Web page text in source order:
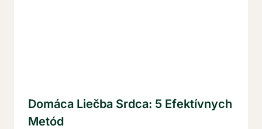
Domáca Liečba Srdca: 5 Efektívnych
Metód